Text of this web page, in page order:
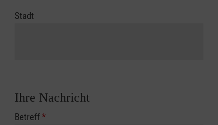
Stadt
Ihre Nachricht
Betreff*